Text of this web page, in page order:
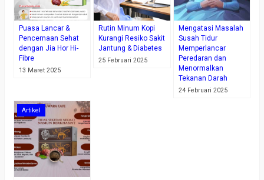
Puasa Lancar &
Pencernaan Sehat
dengan Jia Hor Hi-
Fibre
13 Maret 2025
Rutin Minum Kopi
Kurangi Resiko Sakit
Jantung & Diabetes
25 Februari 2025
Mengatasi Masalah
Susah Tidur
Memperlancar
Peredaran dan
Menormalkan
Tekanan Darah
24 Februari 2025
Artikel